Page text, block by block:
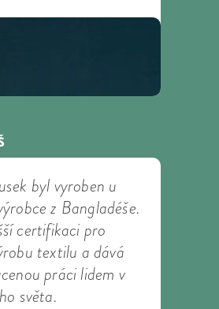
byl vyroben u
z Bangladéše.
certifikaci pro
textilu a dává
práci lidem v
světa.